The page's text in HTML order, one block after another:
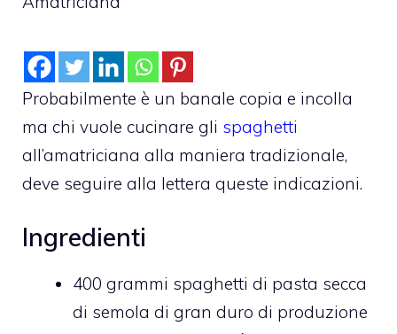
Probabilmente è un banale copia e incolla
ma chi vuole cucinare gli spaghetti
all’amatriciana alla maniera tradizionale,
deve seguire alla lettera queste indicazioni.
Ingredienti
400 grammi spaghetti di pasta secca
di semola di gran duro di produzione